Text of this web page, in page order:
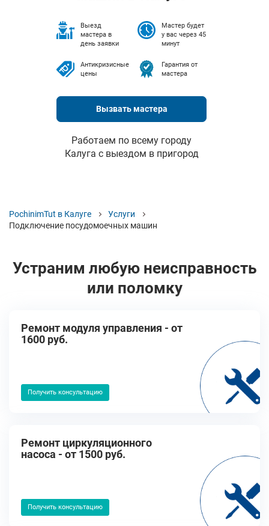
Выезд
мастера в
день заявки
Мастер будет
у вас через 45
минут
Антикризисные
цены
Гарантия от
мастера
Вызвать мастера
Работаем по всему городу
Калуга с выездом в пригород
PochinimTut в Калуге
Услуги
Подключение посудомоечных машин
Устраним любую неисправность
или поломку
Ремонт модуля управления - от
1600 руб.
Получить консультацию
Ремонт циркуляционного
насоса - от 1500 руб.
Получить консультацию